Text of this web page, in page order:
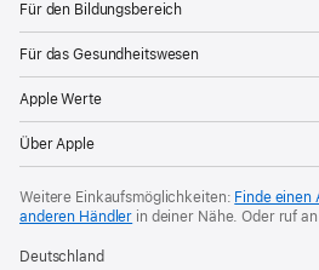
Für den Bildungsbereich
Für das Gesundheitswesen
Apple Werte
Über Apple
Weitere Einkaufsmöglichkeiten: Finde einen
anderen Händler in deiner Nähe. Oder ruf
Deutschland